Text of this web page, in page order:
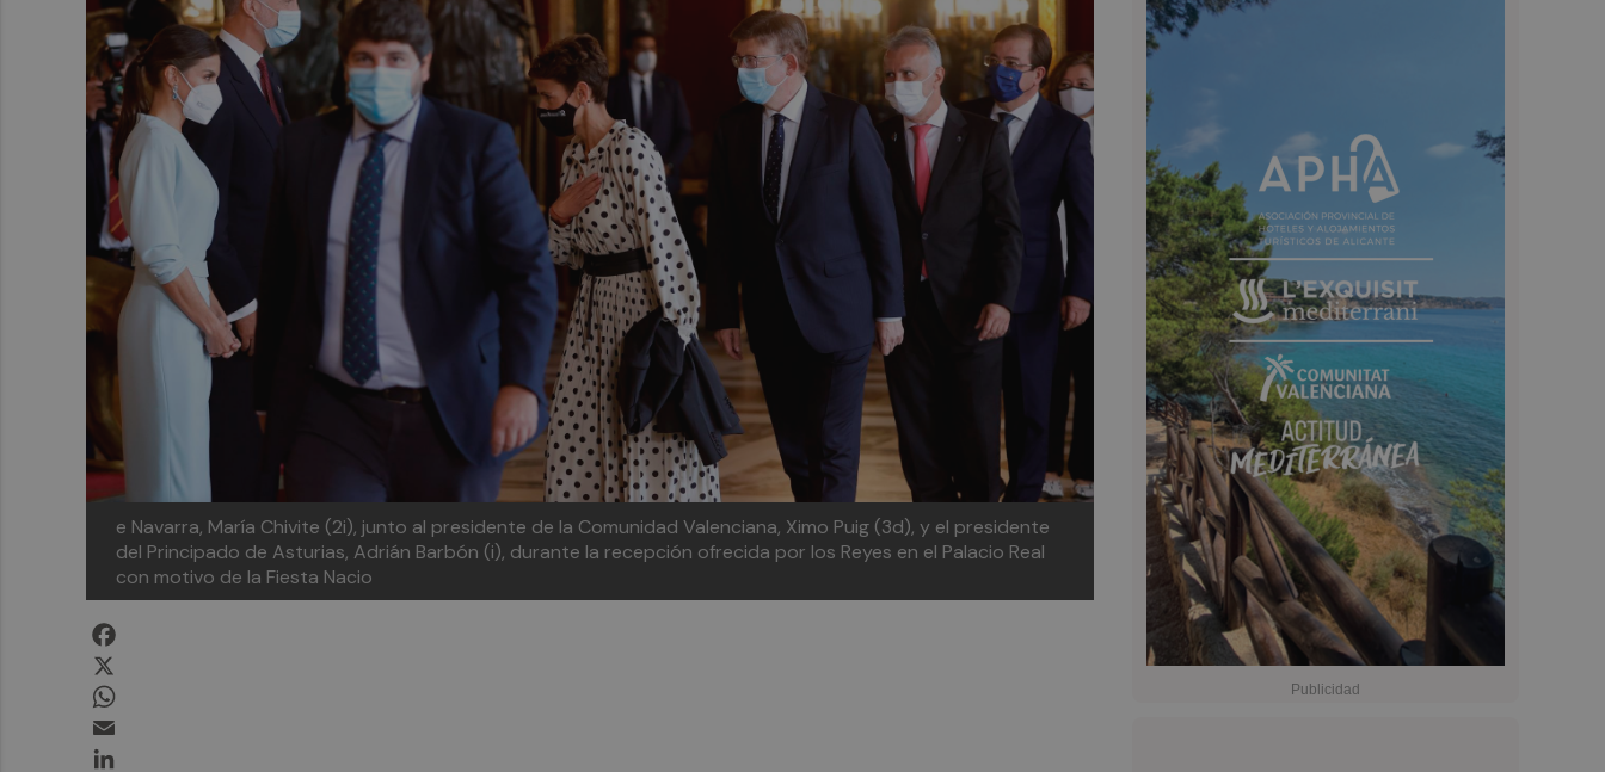
e Navarra, María Chivite (2i), junto al presidente de la Comunidad Valenciana, Ximo Puig (3d), y el presidente
del Principado de Asturias, Adrián Barbón (i), durante la recepción ofrecida por los Reyes en el Palacio Real
con motivo de la Fiesta Nacio